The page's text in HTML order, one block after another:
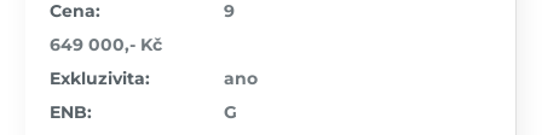
Cena:
9
649 000,- Kč
Exkluzivita:
ano
ENB:
G